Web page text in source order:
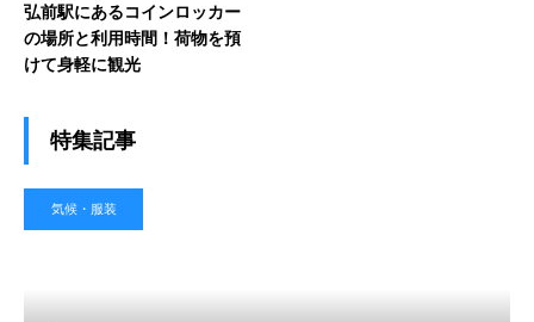
弘前駅にあるコインロッカー
の場所と利用時間！荷物を預
けて身軽に観光
特集記事
気候・服装